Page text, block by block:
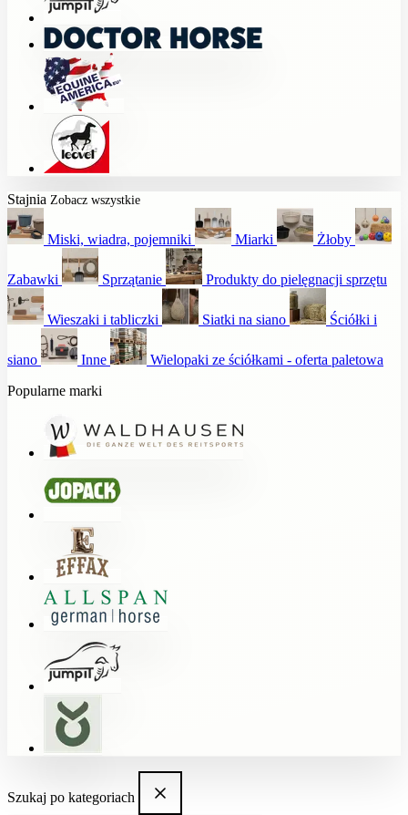
Stajnia Zobacz wszystkie
Miski, wiadra, pojemniki Miarki Żłoby
Zabawki Sprzątanie Produkty do pielęgnacji sprzętu
Wieszaki i tabliczki Siatki na siano Ściółki i
siano Inne
Wielopaki ze ściółkami - oferta paletowa
Popularne marki
Szukaj po kategoriach